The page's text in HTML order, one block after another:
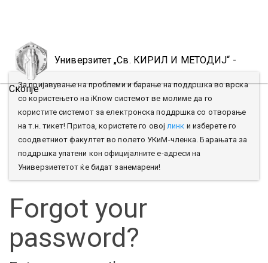
Универзитет „Св. КИРИЛ И МЕТОДИЈ“ -
Скопје
За пријавување на проблеми и барање на поддршка во врска
со користењето на iKnow системот ве молиме да го
користите системот за електронска поддршка со отворање
на т.н. тикет! Притоа, користете го овојлинк и изберете го
соодветниот факултет во полето УКиМ-членка. Барањата за
поддршка упатени кон официјалните е-адреси на
Универзиететот ќе бидат занемарени!
Forgot your
password?